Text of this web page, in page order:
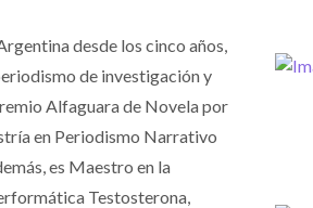
desde los cinco años,
de investigación y
Alfaguara de Novela por
en Periodismo Narrativo
es Maestro en la
Testosterona,